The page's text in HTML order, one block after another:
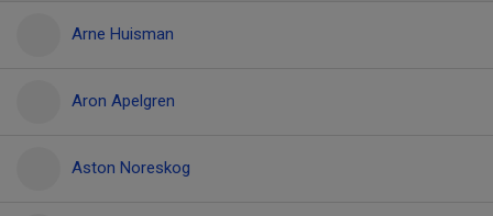
Arne Huisman
Aron Apelgren
Aston Noreskog